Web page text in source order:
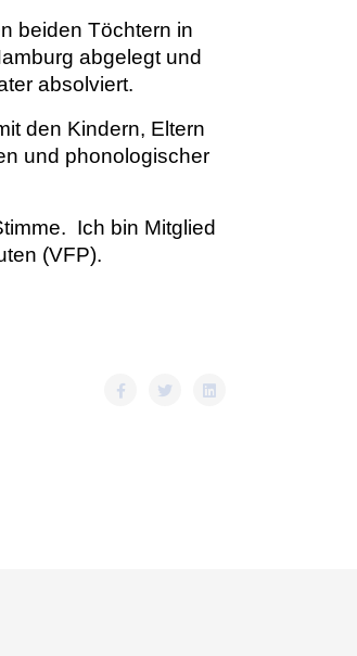
beiden Töchtern in
abgelegt und
absolviert.
den Kindern, Eltern
und phonologischer
Ich bin Mitglied
(VFP).